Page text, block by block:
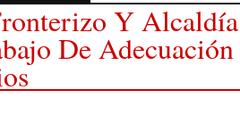
Y
De